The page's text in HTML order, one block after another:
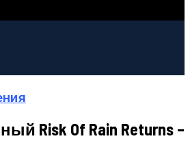
Risk Of Rain Returns –